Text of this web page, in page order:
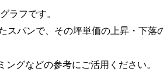
ラフです。
スパンで、その坪単価の上昇・下落
グなどの参考にご活用ください。